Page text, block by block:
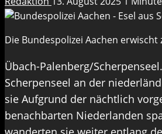
Die Bundespolizei Aachen
Übach-Palenberg/
Scherpenseel an der
sie Aufgrund der nächtlich
benachbarten Niederlanden